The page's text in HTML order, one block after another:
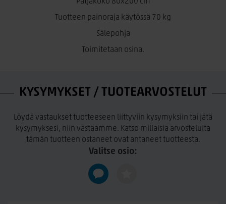
Tuotteen painoraja käytössä 70 kg
Sälepohja
Toimitetaan osina.
KYSYMYKSET / TUOTEARVOSTELUT
Löydä vastaukset tuotteeseen liittyviin kysymyksiin tai jätä
kysymyksesi, niin vastaamme. Katso millaisia arvosteluita
tämän tuotteen ostaneet ovat antaneet tuotteesta.
Valitse osio: